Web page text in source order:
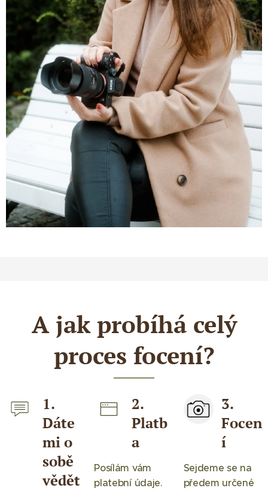
A jak probíhá celý
proces focení?
1.
Dáte
mi o
sobě
vědět
2.
Platb
a
Posílám vám
platební údaje.
3.
Focen
í
Sejdeme se na
předem určené